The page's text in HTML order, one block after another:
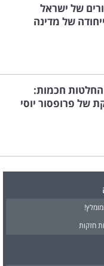
של ישראל
של מדינה
חכמות:
של פרופסור יוסי
חזקות